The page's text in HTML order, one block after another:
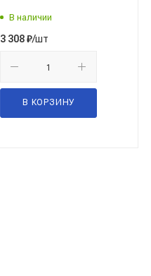
В наличии
3 308₽/шт
В КОРЗИНУ